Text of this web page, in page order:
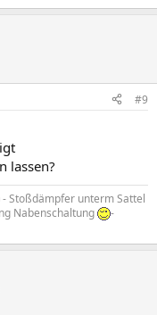
#9
lassen?
- Stoßdämpfer unterm Sattel
Nabenschaltung
-